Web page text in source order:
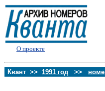
О проекте
Квант >> 1991 год >>